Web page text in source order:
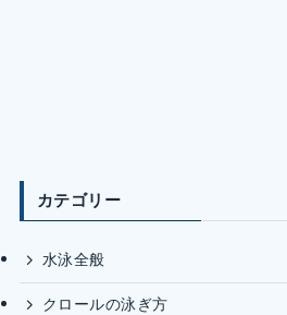
カテゴリー
水泳全般
クロールの泳ぎ方